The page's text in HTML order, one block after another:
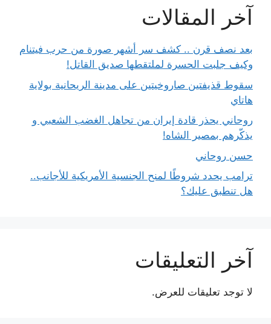
آخر المقالات
بعد نصف قرن .. كشف سر أشهر صورة من حرب فيتنام
وكيف جلبت الحسرة لملتقطها صديق القاتل!
سقوط قذيفتين صاروخيتين على مدينة الريحانية بولاية
هاتاي
روحاني يحذر قادة إيران من تجاهل الغضب الشعبي و
يذكّرهم بمصير الشاه!
حسن روحاني
ترامب يحدد شروطًا لمنح الجنسية الأمريكية للأجانب..
هل تنطبق عليك؟
آخر التعليقات
لا توجد تعليقات للعرض.